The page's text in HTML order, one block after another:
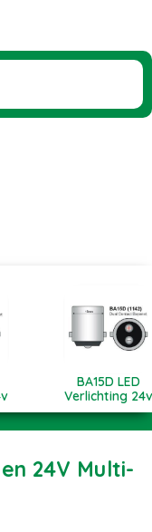
BA15D LED
Verlichting
24V Multi-